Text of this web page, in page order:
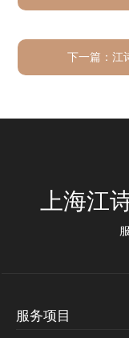
下一篇： 江
上海江
服务项目